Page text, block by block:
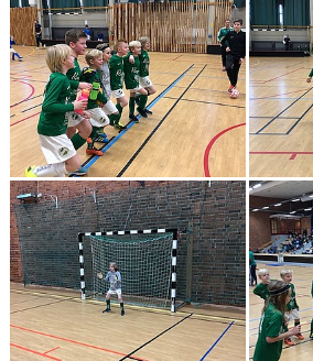
DOKUMENT
KONTAKT